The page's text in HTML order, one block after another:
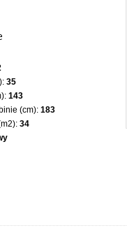
35
143
(cm): 183
34